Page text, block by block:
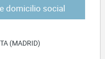
domicilio social
(MADRID)